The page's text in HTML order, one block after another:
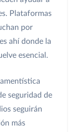
Plataformas
por
ahí donde la
esencial.
seguridad de
seguirán
más